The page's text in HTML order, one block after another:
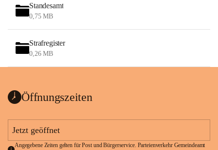
Standesamt
0,75 MB
Strafregister
0,26 MB
Öffnungszeiten
Jetzt geöffnet
Angegebene Zeiten gelten für Post und Bürgerservice. Parteienverkehr Gemeindeamt